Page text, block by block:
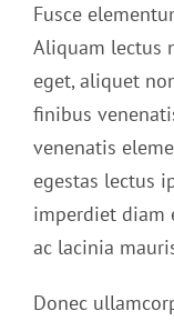
Fusce
Aliquam lectus
eget, aliquet
finibus
venenatis
egestas lectus
imperdiet diam
ac lacinia
Donec